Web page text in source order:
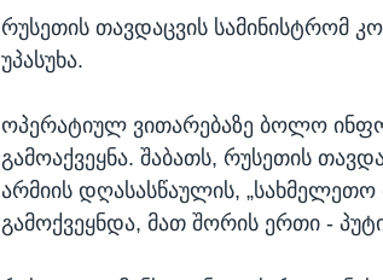
რუსეთის თავდაცვის სამინისტრომ
უპასუხა.
ოპერატიულ ვითარებაზე ბოლო
გამოაქვეყნა. შაბათს, რუსეთის
არმიის დღასასწაულის,
გამოქვეყნდა, მათ შორის ერთი -